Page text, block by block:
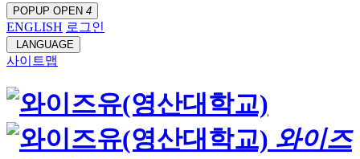
POPUP OPEN 4
ENGLISH 로그인
LANGUAGE
사이트맵
와이즈